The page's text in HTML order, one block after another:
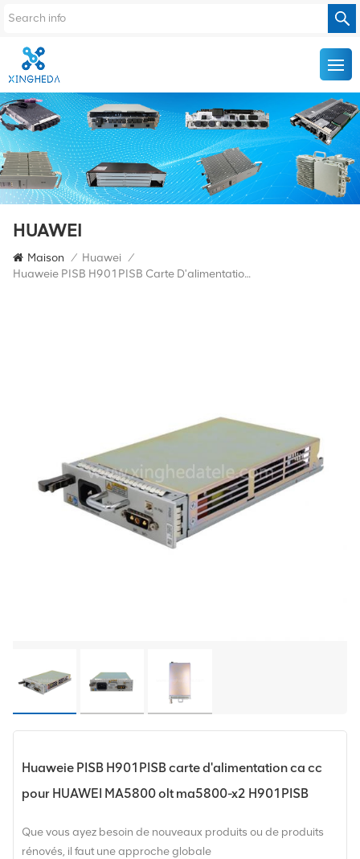
HUAWEI
Maison / Huawei /
Huaweie PISB H901PISB Carte D'alimentation Ca Cc Pour HUAWEI MA5800 Olt Ma5800-X2 H901PISB
Huaweie PISB H901PISB carte d'alimentation ca cc
pour HUAWEI MA5800 olt ma5800-x2 H901PISB
Que vous ayez besoin de nouveaux produits ou de produits
rénovés, il faut une approche globale